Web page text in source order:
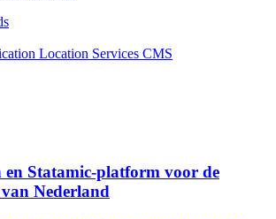
Location Services CMS
en Statamic-platform voor de
Nederland